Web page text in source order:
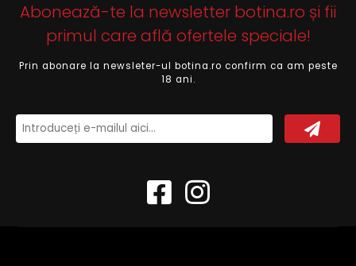
Abonează-te la newsletter botina.ro și fii
primul care află ofertele speciale!
Prin abonare la newsleter-ul botina.ro confirm ca am peste
18 ani.